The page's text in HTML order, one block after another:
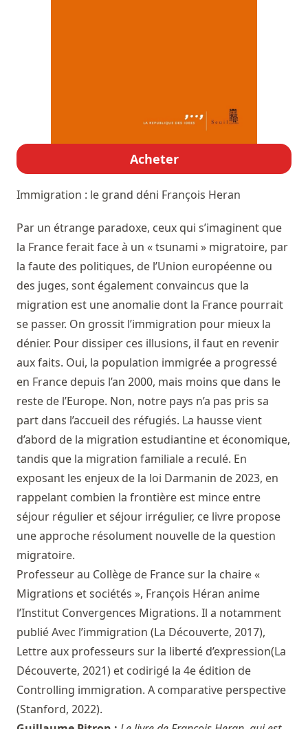
Acheter
Immigration : le grand déni François Heran
Par un étrange paradoxe, ceux qui s’imaginent que
la France ferait face à un « tsunami » migratoire, par
la faute des politiques, de l’Union européenne ou
des juges, sont également convaincus que la
migration est une anomalie dont la France pourrait
se passer. On grossit l’immigration pour mieux la
dénier. Pour dissiper ces illusions, il faut en revenir
aux faits. Oui, la population immigrée a progressé
en France depuis l’an 2000, mais moins que dans le
reste de l’Europe. Non, notre pays n’a pas pris sa
part dans l’accueil des réfugiés. La hausse vient
d’abord de la migration estudiantine et économique,
tandis que la migration familiale a reculé. En
exposant les enjeux de la loi Darmanin de 2023, en
rappelant combien la frontière est mince entre
séjour régulier et séjour irrégulier, ce livre propose
une approche résolument nouvelle de la question
migratoire.
Professeur au Collège de France sur la chaire «
Migrations et sociétés », François Héran anime
l’Institut Convergences Migrations. Il a notamment
publié Avec l’immigration (La Découverte, 2017),
Lettre aux professeurs sur la liberté d’expression(La
Découverte, 2021) et codirigé la 4e édition de
Controlling immigration. A comparative perspective
(Stanford, 2022).